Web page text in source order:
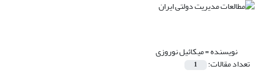
نویسنده =میکائیل نوروزی
تعداد مقالات: 1